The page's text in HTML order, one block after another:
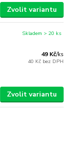
Zvolit variantu
49 Kč/ks
40 Kč bez DPH
Skladem > 20 ks
Zvolit variantu